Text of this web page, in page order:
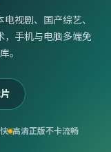
视剧、国产综艺、
，手机与电脑多端免
。
高清正版不卡流畅